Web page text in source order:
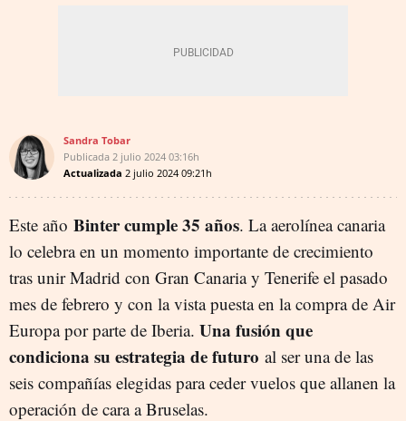
Sandra Tobar
Publicada 2 julio 2024 03:16h
Actualizada 2 julio 2024 09:21h
Este año Binter cumple 35 años. La aerolínea canaria
lo celebra en un momento importante de crecimiento
tras unir Madrid con Gran Canaria y Tenerife el pasado
mes de febrero y con la vista puesta en la compra de Air
Europa por parte de Iberia. Una fusión que
condiciona su estrategia de futuro al ser una de las
seis compañías elegidas para ceder vuelos que allanen la
operación de cara a Bruselas.